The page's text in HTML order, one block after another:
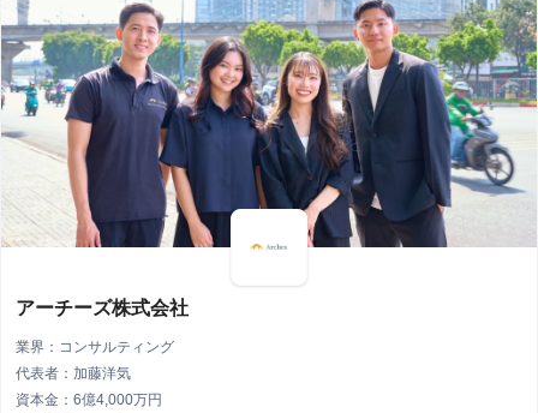
アーチーズ株式会社
業界：コンサルティング
代表者：加藤洋気
資本金：6億4,000万円